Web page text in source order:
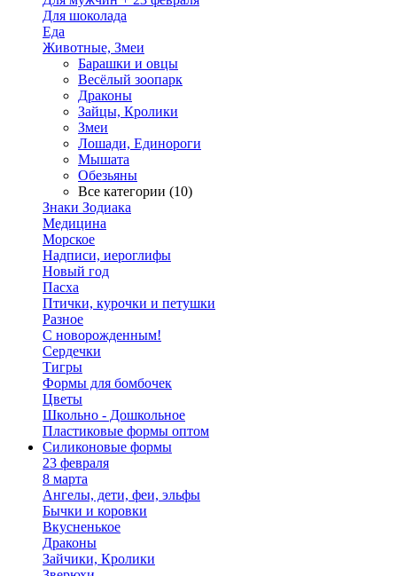
Для шоколада
Еда
Животные, Змеи
Барашки и овцы
Весёлый зоопарк
Драконы
Зайцы, Кролики
Змеи
Лошади, Единороги
Мышата
Обезьяны
Все категории (10)
Знаки Зодиака
Медицина
Морское
Надписи, иероглифы
Новый год
Пасха
Птички, курочки и петушки
Разное
С новорожденным!
Сердечки
Тигры
Формы для бомбочек
Цветы
Школьно - Дошкольное
Пластиковые формы оптом
Силиконовые формы
23 февраля
8 марта
Ангелы, дети, феи, эльфы
Бычки и коровки
Вкусненькое
Драконы
Зайчики, Кролики